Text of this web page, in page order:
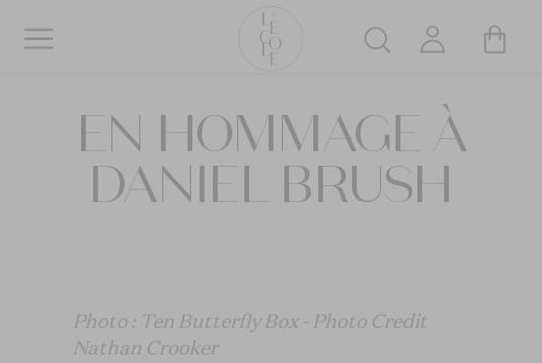
School
of
Jewelry
Rechercher
EN HOMMAGE À
DANIEL BRUSH
Photo : Ten Butterfly Box - Photo Credit
Nathan Crooker